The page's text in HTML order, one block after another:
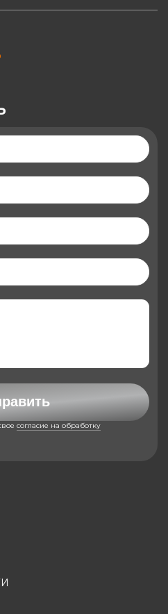
согласие на обработку